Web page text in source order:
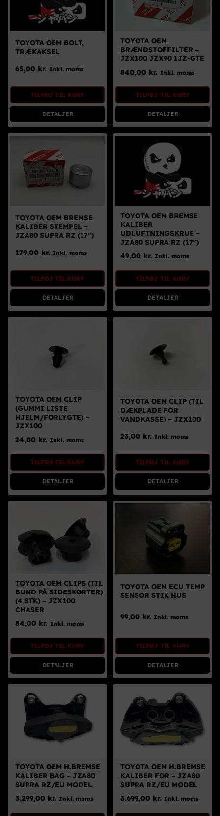
TOYOTA OEM BOLT,
TRÆKAKSEL
65,00 kr. Inkl. moms
TILFØJ TIL KURV
DETALJER
TOYOTA OEM
BRÆNDSTOFFILTER –
JZX100 JZX90 1JZ-GTE
840,00 kr. Inkl. moms
TILFØJ TIL KURV
DETALJER
TOYOTA OEM BREMSE
KALIBER STEMPEL –
JZA80 SUPRA RZ (17″)
179,00 kr. Inkl. moms
TILFØJ TIL KURV
DETALJER
TOYOTA OEM BREMSE
KALIBER
UDLUFTNINGSKRUE –
JZA80 SUPRA RZ (17″)
49,00 kr. Inkl. moms
TILFØJ TIL KURV
DETALJER
TOYOTA OEM CLIP
(GUMMI LISTE
HJELM/FORLYGTE) –
JZX100
24,00 kr. Inkl. moms
TILFØJ TIL KURV
DETALJER
TOYOTA OEM CLIP (TIL
DÆKPLADE FOR
VANDKASSE) – JZX100
23,00 kr. Inkl. moms
TILFØJ TIL KURV
DETALJER
TOYOTA OEM CLIPS (TIL
BUND PÅ SIDESKØRTER)
(4 STK) – JZX100
CHASER
84,00 kr. Inkl. moms
TILFØJ TIL KURV
DETALJER
TOYOTA OEM ECU TEMP
SENSOR STIK HUS
99,00 kr. Inkl. moms
TILFØJ TIL KURV
DETALJER
TOYOTA OEM H.BREMSE
KALIBER BAG – JZA80
SUPRA RZ/EU MODEL
3.299,00 kr. Inkl. moms
TOYOTA OEM H.BREMSE
KALIBER FOR – JZA80
SUPRA RZ/EU MODEL
3.699,00 kr. Inkl. moms